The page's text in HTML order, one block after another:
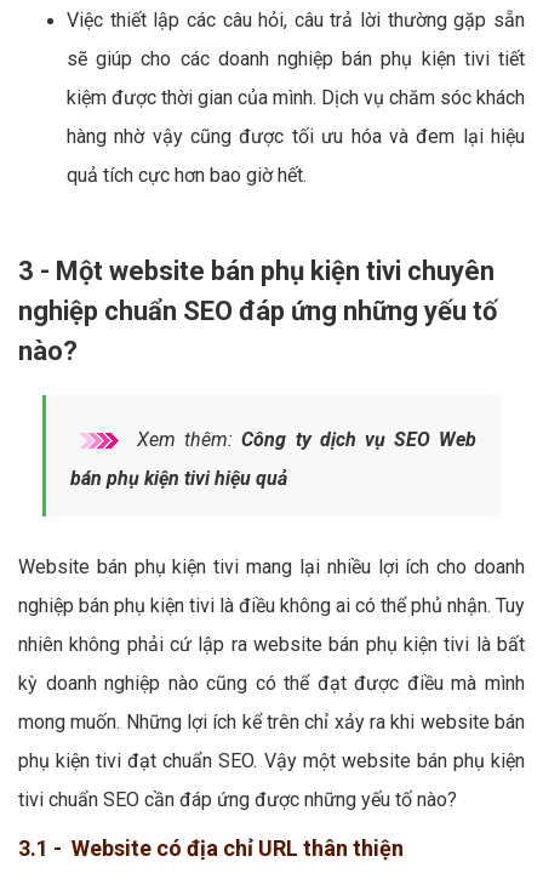
Việc thiết lập các câu hỏi, câu trả lời thường gặp sẵn
sẽ giúp cho các doanh nghiệp bán phụ kiện tivi tiết
kiệm được thời gian của mình. Dịch vụ chăm sóc khách
hàng nhờ vậy cũng được tối ưu hóa và đem lại hiệu
quả tích cực hơn bao giờ hết.
3 - Một website bán phụ kiện tivi chuyên
nghiệp chuẩn SEO đáp ứng những yếu tố
nào?
Xem thêm:Công ty dịch vụ SEO Web
bán phụ kiện tivi hiệu quả
Website bán phụ kiện tivi mang lại nhiều lợi ích cho doanh
nghiệp bán phụ kiện tivi là điều không ai có thể phủ nhận. Tuy
nhiên không phải cứ lập ra website bán phụ kiện tivi là bất
kỳ doanh nghiệp nào cũng có thể đạt được điều mà mình
mong muốn. Những lợi ích kể trên chỉ xảy ra khi website bán
phụ kiện tivi đạt chuẩn SEO. Vậy một website bán phụ kiện
tivi chuẩn SEO cần đáp ứng được những yếu tố nào?
3.1 - Website có địa chỉ URL thân thiện